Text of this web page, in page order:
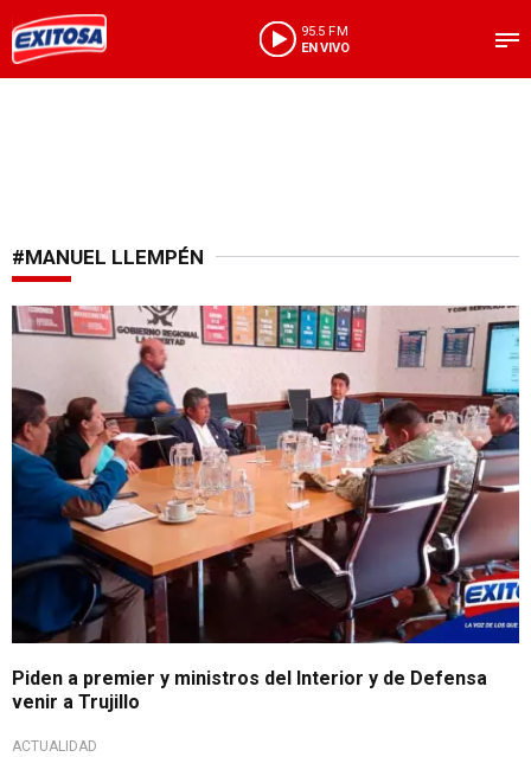
95.5 FM
EN VIVO
#MANUEL LLEMPÉN
Piden a premier y ministros del Interior y de Defensa
venir a Trujillo
ACTUALIDAD